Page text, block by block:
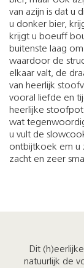
van azijn is dat u
u donker bier,
krijgt u boeuff
buitenste laag
waardoor de
elkaar valt, de
van heerlijk
vooral liefde en
heerlijke
wat
u vult de
ontbijtkoek em u
zacht en zeer
Dit
natuurlijk de